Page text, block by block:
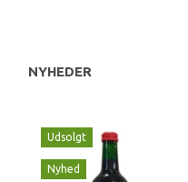
NYHEDER
Udsolgt
Nyhed